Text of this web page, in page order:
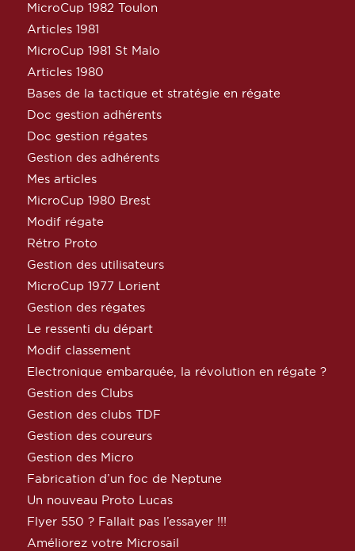
MicroCup 1982 Toulon
Articles 1981
MicroCup 1981 St Malo
Articles 1980
Bases de la tactique et stratégie en régate
Doc gestion adhérents
Doc gestion régates
Gestion des adhérents
Mes articles
MicroCup 1980 Brest
Modif régate
Rétro Proto
Gestion des utilisateurs
MicroCup 1977 Lorient
Gestion des régates
Le ressenti du départ
Modif classement
Electronique embarquée, la révolution en régate ?
Gestion des Clubs
Gestion des clubs TDF
Gestion des coureurs
Gestion des Micro
Fabrication d’un foc de Neptune
Un nouveau Proto Lucas
Flyer 550 ? Fallait pas l’essayer !!!
Améliorez votre Microsail